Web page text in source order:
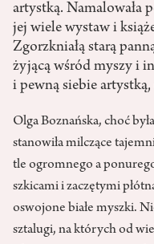
artystką. Namalowała
jej wiele wystaw i
Zgorzkniałą starą
żyjącą wśród myszy i
i pewną siebie
Olga Boznańska, choć
stanowiła milczące
tle ogromnego a
szkicami i zaczętymi
oswojone białe myszki.
sztalugi, na których od